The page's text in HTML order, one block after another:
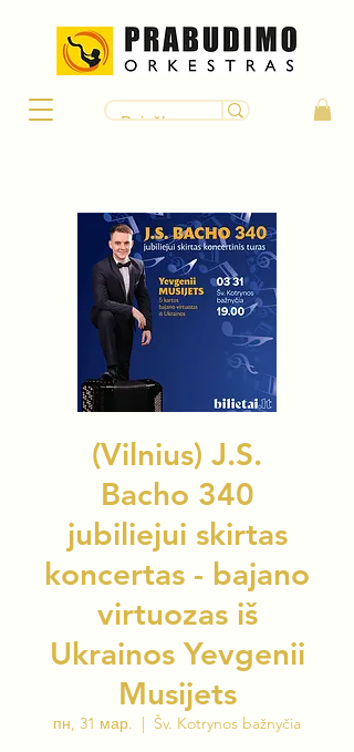
(Vilnius) J.S.
Bacho 340
jubiliejui skirtas
koncertas - bajano
virtuozas iš
Ukrainos Yevgenii
Musijets
пн, 31 мар.
Šv. Kotrynos bažnyčia